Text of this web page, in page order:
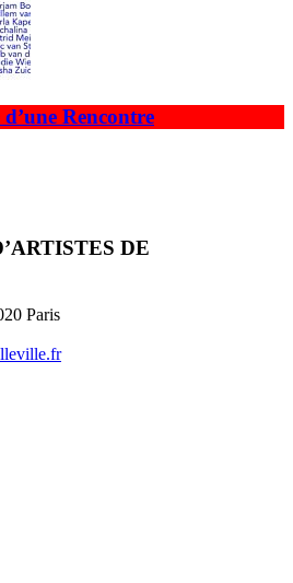
Rencontre
DE
Paris